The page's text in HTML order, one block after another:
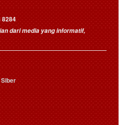
8284
dari media yang informatif,